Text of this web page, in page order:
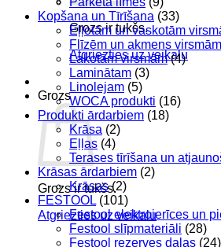
Grozs ir tukšs.
Atgriezties uz veikalu
Grozs
Grozs ir tukšs.
Atgriezties uz veikalu
Kopšana un Tīrīšana (33)
Eļļotām un vaskotām
Flīzēm un akmens virsmām
Lakotām virsmām (4)
Laminātam (3)
Linolejam (5)
WOCA produkti (16)
Produkti ārdarbiem (18)
Krāsa (2)
Eļļas (4)
Terases tīrīšana un
Krāsas ārdarbiem (2)
Krāsas (2)
FESTOOL (101)
Festool elektroierīces un
Festool slīpmateriāli (28)
Festool rezerves daļas (24)